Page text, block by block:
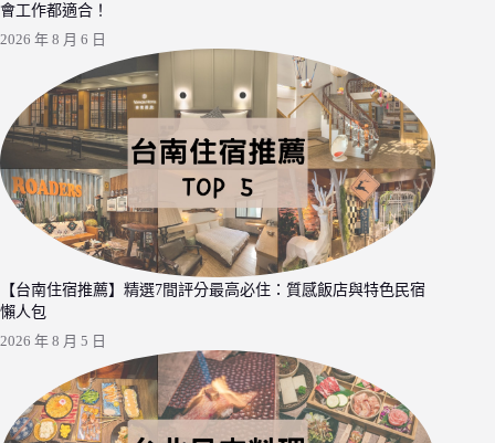
會工作都適合！
2026 年 8 月 6 日
【台南住宿推薦】精選7間評分最高必住：質感飯店與特色民宿
懶人包
2026 年 8 月 5 日